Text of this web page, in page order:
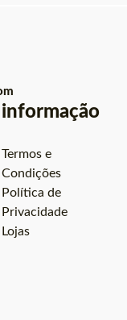
informação
Termos e
Condições
Política de
Privacidade
Lojas